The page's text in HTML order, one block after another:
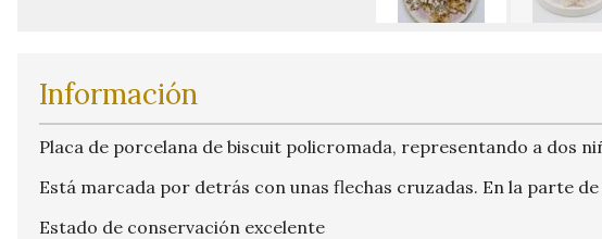
Información
Placa de porcelana de biscuit policromada, representando a dos
Está marcada por detrás con unas flechas cruzadas. En la parte
Estado de conservación excelente